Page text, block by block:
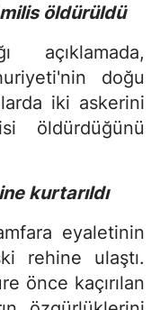
öldürüldü
açıklamada,
doğu
iki askerini
öldürdüğünü
kurtarıldı
eyaletinin
rehine ulaştı.
önce kaçırılan